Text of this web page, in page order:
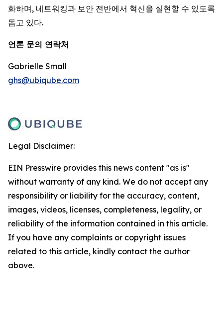
화하며, 네트워킹과 보안 전반에서 혁신을 실현할 수 있도록
돕고 있다.
언론 문의 연락처
Gabrielle Small
ghs@ubiqube.com
Legal Disclaimer:
EIN Presswire provides this news content "as is"
without warranty of any kind. We do not accept any
responsibility or liability for the accuracy, content,
images, videos, licenses, completeness, legality, or
reliability of the information contained in this article.
If you have any complaints or copyright issues
related to this article, kindly contact the author
above.